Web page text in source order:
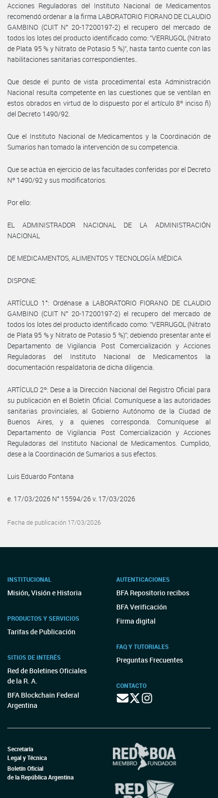
Acciones Reguladoras del Instituto Nacional de Medicamentos
recomendó ordenar a la firma LABORATORIO FIORANO DE CLAUDIO
GAMBINO (CUIT N° 20-17200197-2) el recupero del mercado de
todos los lotes del producto identificado como: “VERRUGOL (Nitrato
de Plata 95 % y Nitrato de Potasio 5 %)”, hasta tanto cuente con las
habilitaciones sanitarias correspondientes..
Que desde el punto de vista procedimental esta Administración
Nacional resulta competente en las cuestiones que se ventilan en
estos obrados en virtud de lo dispuesto por el artículo 8º inciso ñ)
del Decreto 1490/92.
Que el Instituto Nacional de Medicamentos y la Coordinación de
Sumarios han tomado la intervención de su competencia.
Que se actúa en ejercicio de las facultades conferidas por el Decreto
Nº 1490/92 y sus modificatorios.
Por ello:
EL ADMINISTRADOR NACIONAL DE LA ADMINISTRACIÓN
NACIONAL
DE MEDICAMENTOS, ALIMENTOS Y TECNOLOGÍA MÉDICA
DISPONE:
ARTÍCULO 1°: Ordénase a LABORATORIO FIORANO DE CLAUDIO
GAMBINO (CUIT N° 20-17200197-2) el recupero del mercado de
todos los lotes del producto identificado como: “VERRUGOL (Nitrato
de Plata 95 % y Nitrato de Potasio 5 %)”; debiendo presentar ante el
Departamento de Vigilancia Post Comercialización y Acciones
Reguladoras del Instituto Nacional de Medicamentos la
documentación respaldatoria de dicha diligencia.
ARTÍCULO 2º: Dese a la Dirección Nacional del Registro Oficial para
su publicación en el Boletín Oficial. Comuníquese a las autoridades
sanitarias provinciales, al Gobierno Autónomo de la Ciudad de
Buenos Aires, y a quienes corresponda. Comuníquese al
Departamento de Vigilancia Post Comercialización y Acciones
Reguladoras del Instituto Nacional de Medicamentos. Cumplido,
dese a la Coordinación de Sumarios a sus efectos.
Luis Eduardo Fontana
e. 17/03/2026 N° 15594/26 v. 17/03/2026
Fecha de publicación 17/03/2026
INSTITUCIONAL
Misión, Visión e Historia
PRODUCTOS Y SERVICIOS
Tarifas de Publicación
SITIOS DE INTERÉS
Red de Boletines Oficiales
de la R. A.
BFA Blockchain Federal
Argentina
AUTENTICACIONES
BFA Repositorio recibos
BFA Verificación
Firma digital
FAQ Y TUTORIALES
Preguntas Frecuentes
CONTACTO
Secretaría
Legal y Técnica
Boletín Oficial
de la República Argentina